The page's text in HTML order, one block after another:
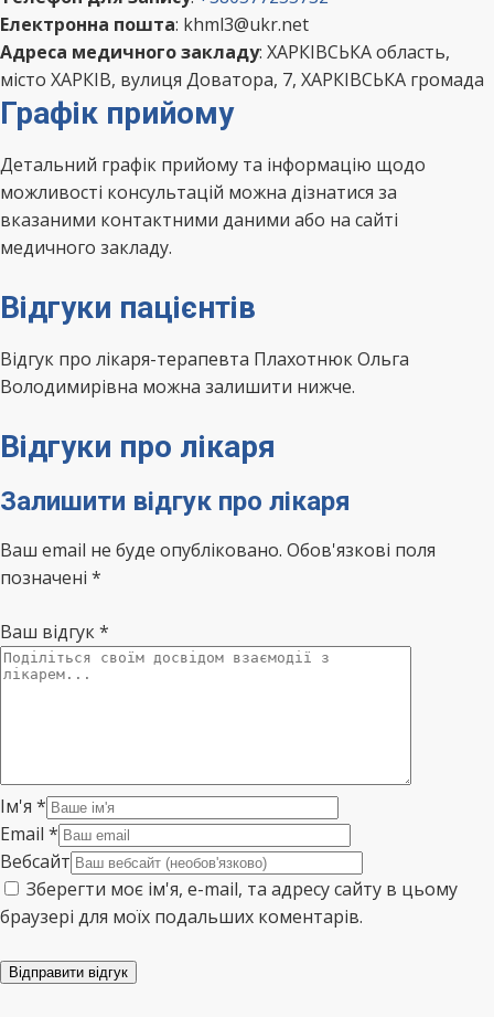
Електронна пошта: khml3@ukr.net
Адреса медичного закладу: ХАРКІВСЬКА область,
місто ХАРКІВ, вулиця Доватора, 7, ХАРКІВСЬКА громада
Графік прийому
Детальний графік прийому та інформацію щодо
можливості консультацій можна дізнатися за
вказаними контактними даними або на сайті
медичного закладу.
Відгуки пацієнтів
Відгук про лікаря-терапевта Плахотнюк Ольга
Володимирівна можна залишити нижче.
Відгуки про лікаря
Залишити відгук про лікаря
Ваш email не буде опубліковано. Обов'язкові поля
позначені *
Ваш відгук*
Ім'я *
Email *
Вебсайт
Зберегти моє ім'я, e-mail, та адресу сайту в цьому
браузері для моїх подальших коментарів.
Відправити відгук